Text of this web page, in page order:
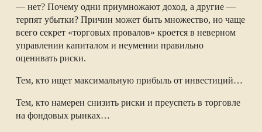
— нет? Почему одни приумножают доход, а другие —
терпят убытки? Причин может быть множество, но чаще
всего секрет «торговых провалов» кроется в неверном
управлении капиталом и неумении правильно
оценивать риски.
Тем, кто ищет максимальную прибыль от инвестиций…
Тем, кто намерен снизить риски и преуспеть в торговле
на фондовых рынках…